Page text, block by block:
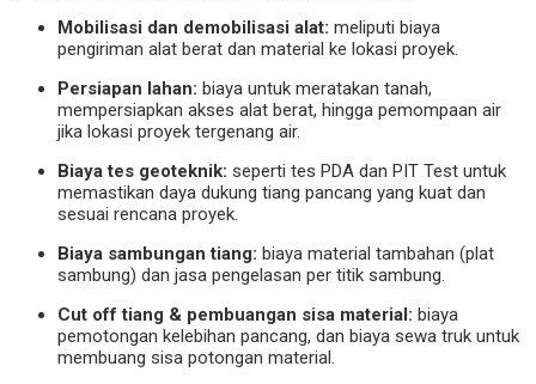
Mobilisasi dan demobilisasi alat: meliputi biaya
pengiriman alat berat dan material ke lokasi proyek.
Persiapan lahan: biaya untuk meratakan tanah,
mempersiapkan akses alat berat, hingga pemompaan air
jika lokasi proyek tergenang air.
Biaya tes geoteknik: seperti tes PDA dan PIT Test untuk
memastikan daya dukung tiang pancang yang kuat dan
sesuai rencana proyek.
Biaya sambungan tiang: biaya material tambahan (plat
sambung) dan jasa pengelasan per titik sambung.
Cut off tiang & pembuangan sisa material: biaya
pemotongan kelebihan pancang, dan biaya sewa truk untuk
membuang sisa potongan material.